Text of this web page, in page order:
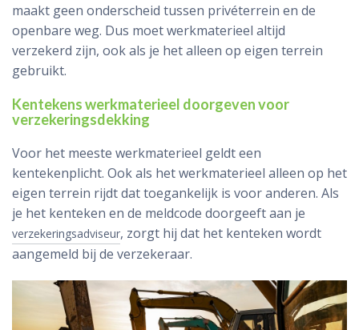
maakt geen onderscheid tussen privéterrein en de
openbare weg. Dus moet werkmaterieel altijd
verzekerd zijn, ook als je het alleen op eigen terrein
gebruikt.
Kentekens werkmaterieel doorgeven voor
verzekeringsdekking
Voor het meeste werkmaterieel geldt een
kentekenplicht. Ook als het werkmaterieel alleen op het
eigen terrein rijdt dat toegankelijk is voor anderen. Als
je het kenteken en de meldcode doorgeeft aan je
verzekeringsadviseur, zorgt hij dat het kenteken wordt
aangemeld bij de verzekeraar.